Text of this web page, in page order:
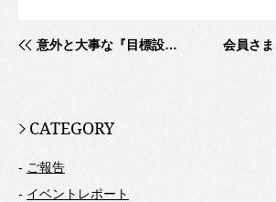
意外と大事な『目標設定シート』
CATEGORY
- ご報告
- イベントレポート